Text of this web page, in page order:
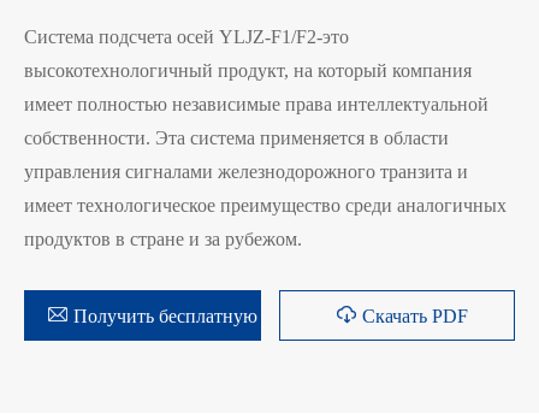
Система подсчета осей YLJZ-F1/F2-это
высокотехнологичный продукт, на который компания
имеет полностью независимые права интеллектуальной
собственности. Эта система применяется в области
управления сигналами железнодорожного транзита и
имеет технологическое преимущество среди аналогичных
продуктов в стране и за рубежом.
 Получить бесплатную цитата  Скачать PDF